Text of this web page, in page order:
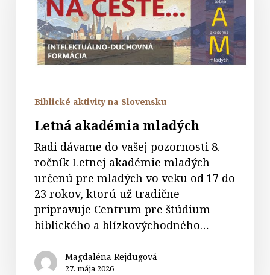
Biblické aktivity na Slovensku
Letná akadémia mladých
Radi dávame do vašej pozornosti 8.
ročník Letnej akadémie mladých
určenú pre mladých vo veku od 17 do
23 rokov, ktorú už tradične
pripravuje Centrum pre štúdium
biblického a blízkovýchodného…
Magdaléna Rejdugová
27. mája 2026